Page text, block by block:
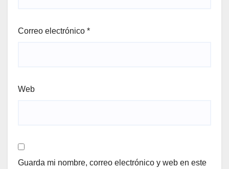
Correo electrónico *
Web
Guarda mi nombre, correo electrónico y web en este